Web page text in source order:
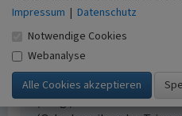
Literatur
Schneiders, Winfried /
(2009)
Busch, Alois; Gilles, Karl-
(Hrsg.): Pünderich.
Impressum | Datenschutz
Notwendige Cookies
Webanalyse